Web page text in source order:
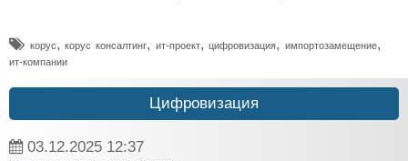
корус,корус консалтинг, ит-проект,цифровизация,импортозамещение,
ит-компании
Цифровизация
03.12.2025 12:37